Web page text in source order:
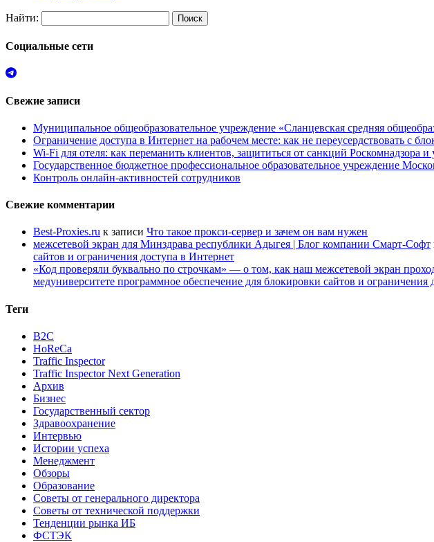
Найти:
Социальные сети
Свежие записи
Муниципальное общеобразовательное учреждение «Сланцевская средняя
Ограничение доступа в Интернет на рабочем месте: как не переусердствовать с
Wi-Fi для отеля: как переманить клиентов, защититься от санкций Роскомнадзора и
Государственное бюджетное профессиональное образовательное учреждение
Контроль онлайн-активностей сотрудников
Свежие комментарии
Best-Proxies.ru к записи Что такое прокси-сервер и зачем он вам нужен
межсетевой экран для Минздрава республики Адыгея | Блог компании Смарт-Софт
сайтов и ограничения доступа в Интернет
«Код проверяли буквально по строчкам» — о том, как наш межсетевой экран
медуниверситете программное обеспечение для блокировки сайтов и ограничения
Теги
B2C
HoReCa
Traffic Inspector
Traffic Inspector Next Generation
Архив
Бизнес
Государственный сектор
Здравоохранение
Интервью
Истории успеха
Менеджмент
Обзоры
Образование
Советы от генерального директора
Советы от технической поддержки
Тенденции рынка ИБ
ФСТЭК